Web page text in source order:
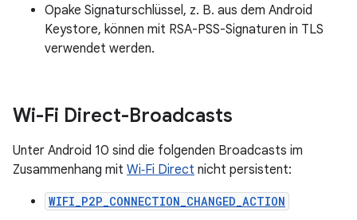
Opake Signaturschlüssel, z. B. aus dem Android
Keystore, können mit RSA-PSS-Signaturen in TLS
verwendet werden.
Wi-Fi Direct-Broadcasts
Unter Android 10 sind die folgenden Broadcasts im
Zusammenhang mit Wi‑Fi Direct nicht persistent:
WIFI_P2P_CONNECTION_CHANGED_ACTION